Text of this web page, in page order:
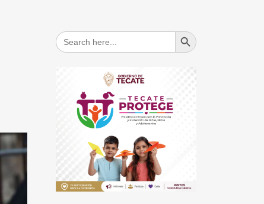
Search
for:
Search Button